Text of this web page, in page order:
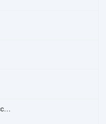
Sara Perche Ti Amo – Ricchi E Poveri